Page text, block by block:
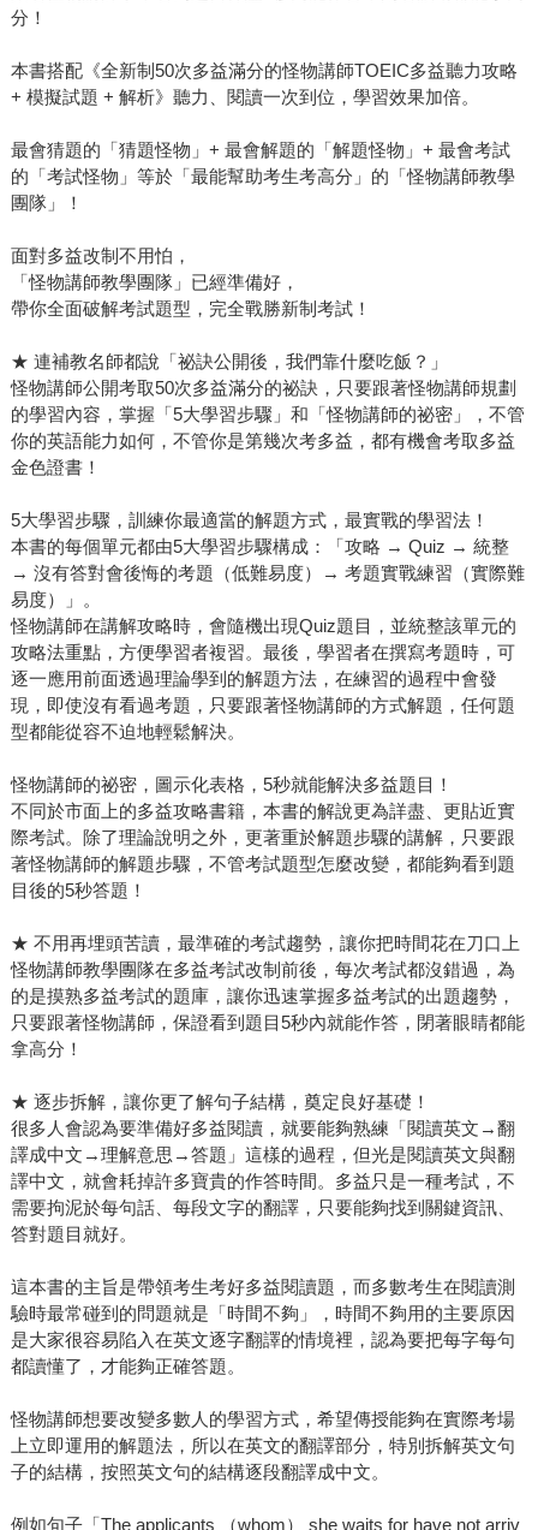
分！
本書搭配《全新制50次多益滿分的怪物講師TOEIC多益聽力攻略
+ 模擬試題 + 解析》聽力、閱讀一次到位，學習效果加倍。
最會猜題的「猜題怪物」+ 最會解題的「解題怪物」+ 最會考試
的「考試怪物」等於「最能幫助考生考高分」的「怪物講師教學
團隊」！
面對多益改制不用怕，
「怪物講師教學團隊」已經準備好，
帶你全面破解考試題型，完全戰勝新制考試！
★ 連補教名師都說「祕訣公開後，我們靠什麼吃飯？」
怪物講師公開考取50次多益滿分的祕訣，只要跟著怪物講師規劃
的學習內容，掌握「5大學習步驟」和「怪物講師的祕密」，不管
你的英語能力如何，不管你是第幾次考多益，都有機會考取多益
金色證書！
5大學習步驟，訓練你最適當的解題方式，最實戰的學習法！
本書的每個單元都由5大學習步驟構成：「攻略 → Quiz → 統整
→ 沒有答對會後悔的考題（低難易度）→ 考題實戰練習（實際難
易度）」。
怪物講師在講解攻略時，會隨機出現Quiz題目，並統整該單元的
攻略法重點，方便學習者複習。最後，學習者在撰寫考題時，可
逐一應用前面透過理論學到的解題方法，在練習的過程中會發
現，即使沒有看過考題，只要跟著怪物講師的方式解題，任何題
型都能從容不迫地輕鬆解決。
怪物講師的祕密，圖示化表格，5秒就能解決多益題目！
不同於市面上的多益攻略書籍，本書的解說更為詳盡、更貼近實
際考試。除了理論說明之外，更著重於解題步驟的講解，只要跟
著怪物講師的解題步驟，不管考試題型怎麼改變，都能夠看到題
目後的5秒答題！
★ 不用再埋頭苦讀，最準確的考試趨勢，讓你把時間花在刀口上
怪物講師教學團隊在多益考試改制前後，每次考試都沒錯過，為
的是摸熟多益考試的題庫，讓你迅速掌握多益考試的出題趨勢，
只要跟著怪物講師，保證看到題目5秒內就能作答，閉著眼睛都能
拿高分！
★ 逐步拆解，讓你更了解句子結構，奠定良好基礎！
很多人會認為要準備好多益閱讀，就要能夠熟練「閱讀英文→翻
譯成中文→理解意思→答題」這樣的過程，但光是閱讀英文與翻
譯中文，就會耗掉許多寶貴的作答時間。多益只是一種考試，不
需要拘泥於每句話、每段文字的翻譯，只要能夠找到關鍵資訊、
答對題目就好。
這本書的主旨是帶領考生考好多益閱讀題，而多數考生在閱讀測
驗時最常碰到的問題就是「時間不夠」，時間不夠用的主要原因
是大家很容易陷入在英文逐字翻譯的情境裡，認為要把每字每句
都讀懂了，才能夠正確答題。
怪物講師想要改變多數人的學習方式，希望傳授能夠在實際考場
上立即運用的解題法，所以在英文的翻譯部分，特別拆解英文句
子的結構，按照英文句的結構逐段翻譯成中文。
例如句子「The applicants （whom） she waits for have not arriv